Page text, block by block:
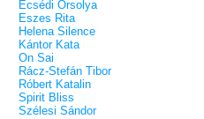
Ecsédi Orsolya
Eszes Rita
Helena Silence
Kántor Kata
On Sai
Rácz-Stefán Tibor
Róbert Katalin
Spirit Bliss
Szélesi Sándor